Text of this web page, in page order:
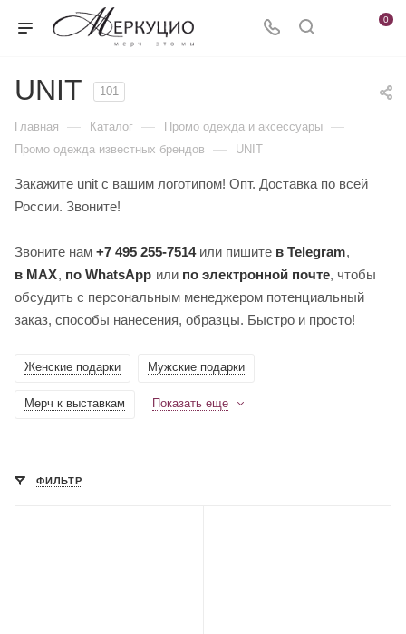
0
UNIT 101
Главная — Каталог — Промо одежда и аксессуары —
Промо одежда известных брендов — UNIT
Закажите unit с вашим логотипом! Опт. Доставка по всей
России. Звоните!
Звоните нам +7 495 255-7514или пишите в Telegram,
в MAX, по WhatsApp или по электронной почте, чтобы
обсудить с персональным менеджером потенциальный
заказ, способы нанесения, образцы. Быстро и просто!
Женские подарки Мужские подарки
Мерч к выставкам Показать еще
ФИЛЬТР